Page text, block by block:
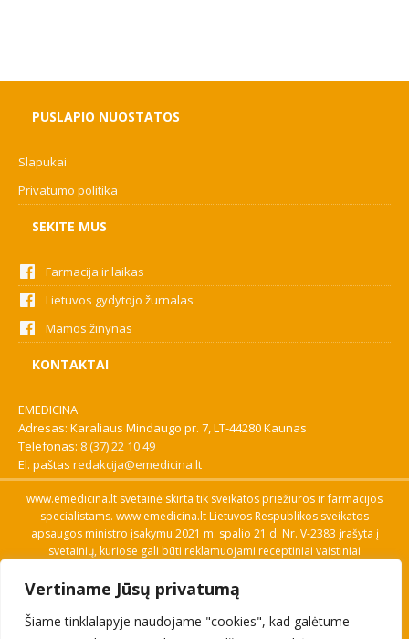
Vertiname Jūsų privatumą
Šiame tinklalapyje naudojame "cookies", kad galėtume
PUSLAPIO NUOSTATOS
Slapukai
Privatumo politika
SEKITE MUS
Farmacija ir laikas
Lietuvos gydytojo žurnalas
Mamos žinynas
KONTAKTAI
EMEDICINA
Adresas: Karaliaus Mindaugo pr. 7, LT-44280 Kaunas
Telefonas: 8 (37) 22 10 49
El. paštas redakcija@emedicina.lt
www.emedicina.lt svetainė skirta tik sveikatos priežiūros ir farmacijos
specialistams. www.emedicina.lt Lietuvos Respublikos sveikatos
apsaugos ministro įsakymu 2021 m. spalio 21 d. Nr. V-2383 įrašyta į
svetainių, kuriose gali būti reklamuojami receptiniai vaistiniai
savo profesinę kvalifikaciją. Naudingos nuorodos: Vaistų ir medicinos
pagalbos priemonių kainų paieška, VVKT tinklalapis, Sveikatos
priežiūros ar farmacijos specialisto pranešimo apie įtariamą